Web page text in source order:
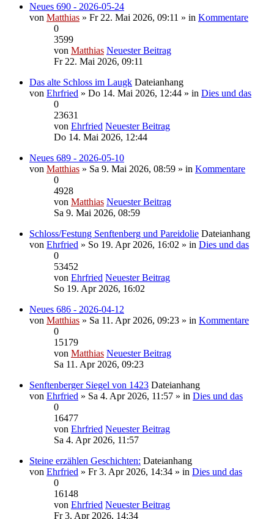
Neues 690 - 2026-05-24
von Matthias » Fr 22. Mai 2026, 09:11 » in Kommentare
0
3599
von Matthias Neuester Beitrag
Fr 22. Mai 2026, 09:11
Das alte Schloss im Laugk Dateianhang
von Ehrfried » Do 14. Mai 2026, 12:44 » in Dies und das
0
23631
von Ehrfried Neuester Beitrag
Do 14. Mai 2026, 12:44
Neues 689 - 2026-05-10
von Matthias » Sa 9. Mai 2026, 08:59 » in Kommentare
0
4928
von Matthias Neuester Beitrag
Sa 9. Mai 2026, 08:59
Schloss/Festung Senftenberg und Pareidolie Dateianhang
von Ehrfried » So 19. Apr 2026, 16:02 » in Dies und das
0
53452
von Ehrfried Neuester Beitrag
So 19. Apr 2026, 16:02
Neues 686 - 2026-04-12
von Matthias » Sa 11. Apr 2026, 09:23 » in Kommentare
0
15179
von Matthias Neuester Beitrag
Sa 11. Apr 2026, 09:23
Senftenberger Siegel von 1423 Dateianhang
von Ehrfried » Sa 4. Apr 2026, 11:57 » in Dies und das
0
16477
von Ehrfried Neuester Beitrag
Sa 4. Apr 2026, 11:57
Steine erzählen Geschichten: Dateianhang
von Ehrfried » Fr 3. Apr 2026, 14:34 » in Dies und das
0
16148
von Ehrfried Neuester Beitrag
Fr 3. Apr 2026, 14:34